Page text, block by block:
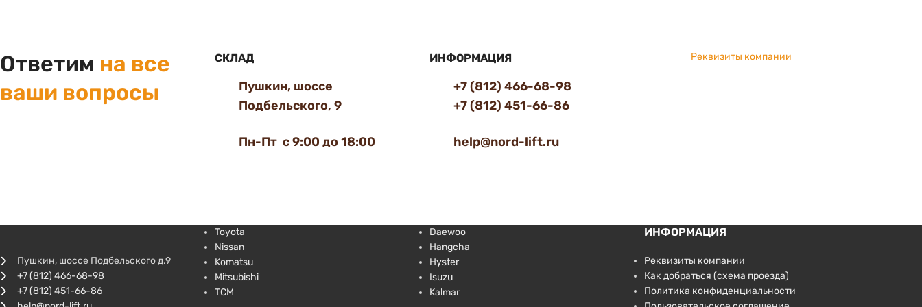
Ответим на все
ваши вопросы
СКЛАД
Пушкин, шоссе
Подбельского, 9
Пн-Пт с 9:00 до 18:00
ИНФОРМАЦИЯ
+7 (812) 466-68-98
+7 (812) 451-66-86
help@nord-lift.ru
Реквизиты компании
Пушкин, шоссе Подбельского д.9
+7 (812) 466-68-98
+7 (812) 451-66-86
Toyota
Nissan
Komatsu
Mitsubishi
TCM
Daewoo
Hangcha
Hyster
Isuzu
Kalmar
ИНФОРМАЦИЯ
Реквизиты компании
Как добраться (схема проезда)
Политика конфиденциальности